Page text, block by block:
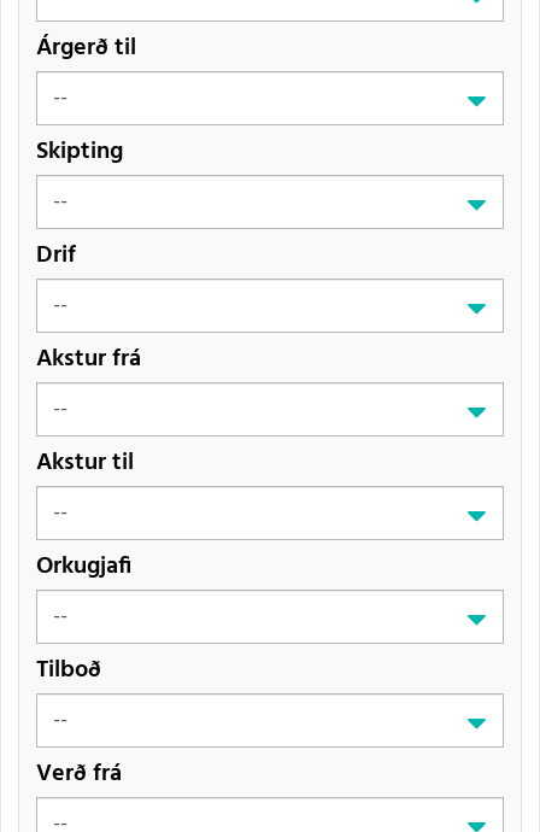
Árgerð til
Skipting
Drif
Akstur frá
Akstur til
Orkugjafi
Tilboð
Verð frá